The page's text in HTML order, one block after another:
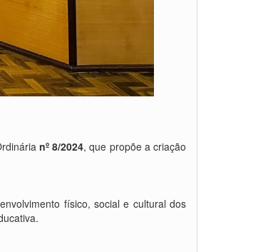
nº 8/2024, que propõe a criação
físico, social e cultural dos